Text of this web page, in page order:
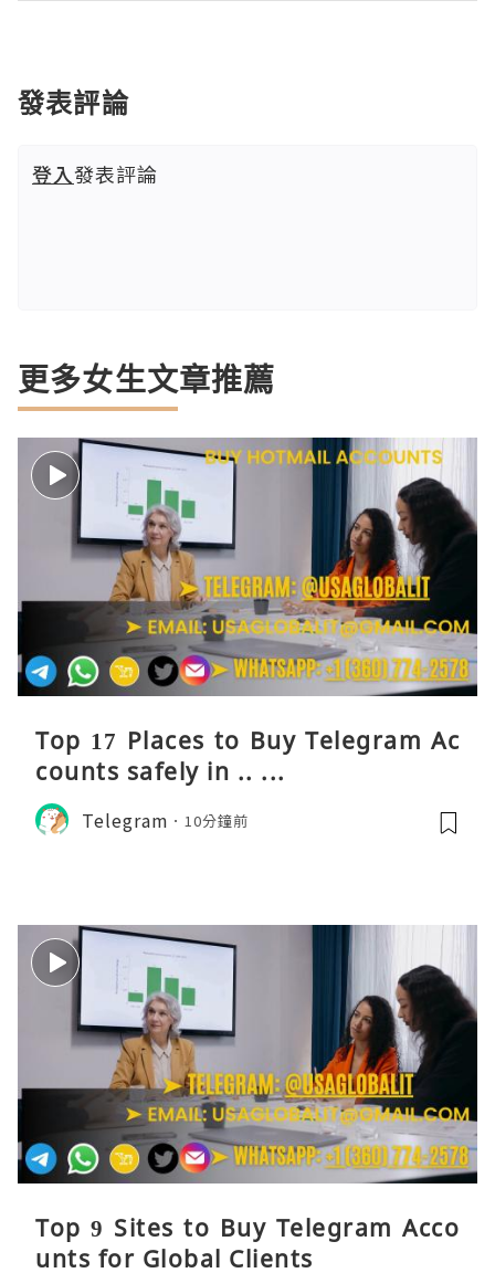
發表評論
登入發表評論
更多女生文章推薦
Top 17 Places to Buy Telegram Ac
counts safely in .. ...
Telegram 10分鐘前
Top 9 Sites to Buy Telegram Acco
unts for Global Clients